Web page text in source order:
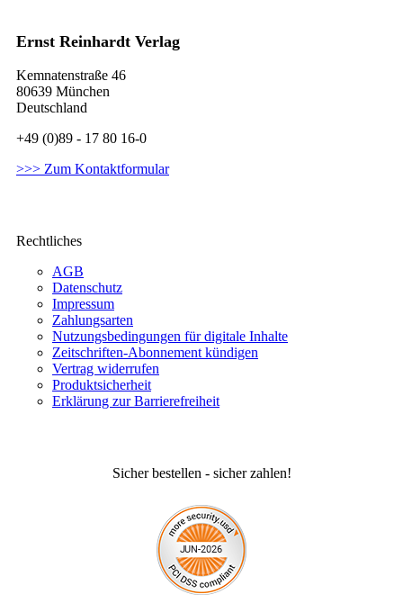
Ernst Reinhardt Verlag
Kemnatenstraße 46
80639 München
Deutschland
+49 (0)89 - 17 80 16-0
>>> Zum Kontaktformular
Rechtliches
AGB
Datenschutz
Impressum
Zahlungsarten
Nutzungsbedingungen für digitale Inhalte
Zeitschriften-Abonnement kündigen
Vertrag widerrufen
Produktsicherheit
Erklärung zur Barrierefreiheit
Sicher bestellen - sicher zahlen!